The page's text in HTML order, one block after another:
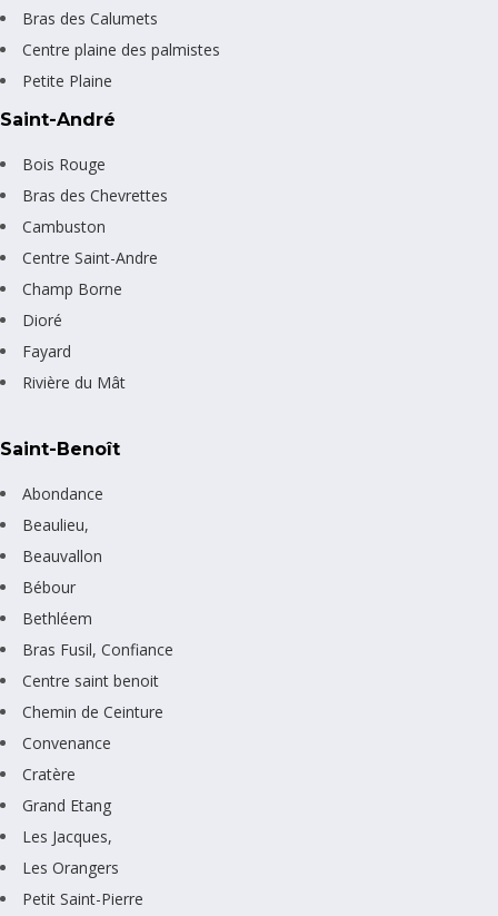
Bras des Calumets
Centre plaine des palmistes
Petite Plaine
Saint-André
Bois Rouge
Bras des Chevrettes
Cambuston
Centre Saint-Andre
Champ Borne
Dioré
Fayard
Rivière du Mât
Saint-Benoît
Abondance
Beaulieu,
Beauvallon
Bébour
Bethléem
Bras Fusil, Confiance
Centre saint benoit
Chemin de Ceinture
Convenance
Cratère
Grand Etang
Les Jacques,
Les Orangers
Petit Saint-Pierre